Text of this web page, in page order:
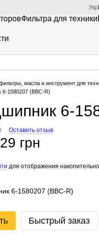
Укр
Фильтра для техники
масла и инструмент для
1580207 (BBC-R)
6-
Оставить отзыв
грн
для отображения
6-1580207 (BBC-R)
Быстрый заказ